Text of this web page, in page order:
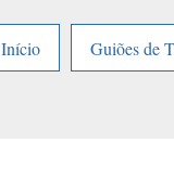
Início
Guiões de